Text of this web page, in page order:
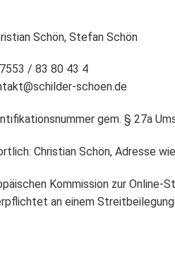
Schön, Stefan Schön
/ 83 80 43 4
schoen.de
gem. § 27a
Christian Schön, Adresse
Kommission zur Online-
an einem